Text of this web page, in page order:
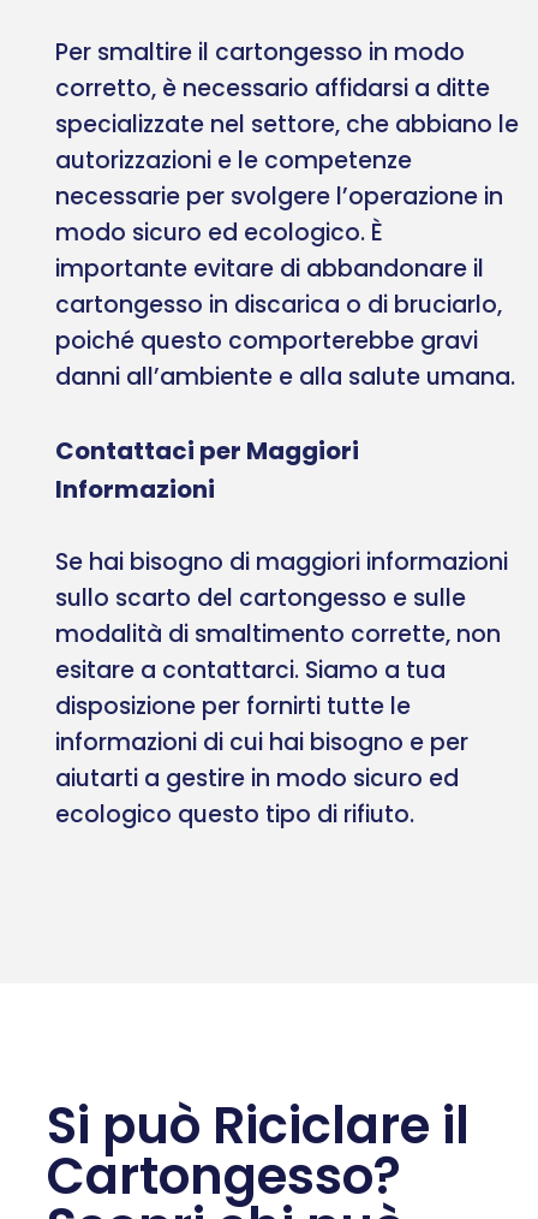
Per smaltire il cartongesso in modo
corretto, è necessario affidarsi a ditte
specializzate nel settore, che abbiano le
autorizzazioni e le competenze
necessarie per svolgere l’operazione in
modo sicuro ed ecologico. È
importante evitare di abbandonare il
cartongesso in discarica o di bruciarlo,
poiché questo comporterebbe gravi
danni all’ambiente e alla salute umana.
Contattaci per Maggiori
Informazioni
Se hai bisogno di maggiori informazioni
sullo scarto del cartongesso e sulle
modalità di smaltimento corrette, non
esitare a contattarci. Siamo a tua
disposizione per fornirti tutte le
informazioni di cui hai bisogno e per
aiutarti a gestire in modo sicuro ed
ecologico questo tipo di rifiuto.
Si può Riciclare il
Cartongesso?